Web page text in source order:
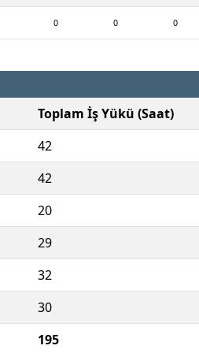
0 0 0
Toplam İş Yükü (Saat)
42
42
20
29
32
30
195